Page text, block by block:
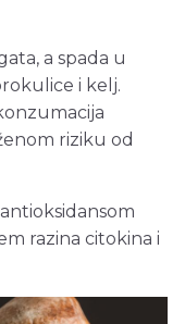
a spada u
i kelj.
riziku od
razina citokina i